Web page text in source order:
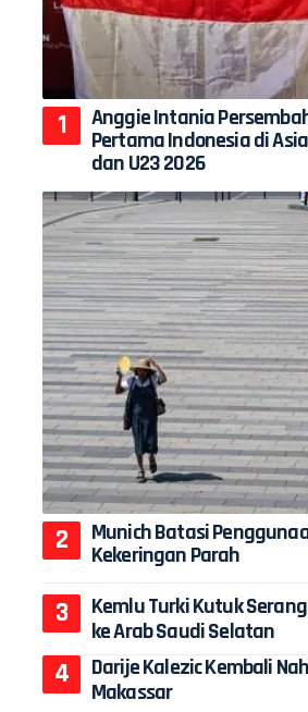
Anggie Intania
Pertama Indonesia di
dan U23 2026
Munich Batasi
Kekeringan Parah
Kemlu Turki Kutuk
ke Arab Saudi Selatan
Darije Kalezic Kembali
Makassar